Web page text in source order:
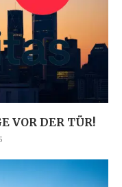
VOR DER TÜR!